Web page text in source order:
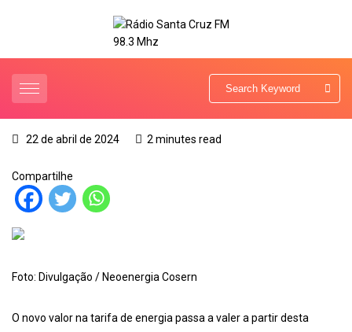
22 de abril de 2024 2 minutes read
Compartilhe
Foto: Divulgação / Neoenergia Cosern
O novo valor na tarifa de energia passa a valer a partir desta